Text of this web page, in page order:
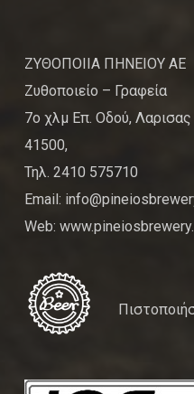
ΖΥΘΟΠΟΙΙΑ ΠΗΝΕΙΟΥ ΑΕ
Ζυθοποιείο – Γραφεία
7ο χλμ Επ. Οδού,
41500,
Τηλ. 2410 575710
Email:
Web: